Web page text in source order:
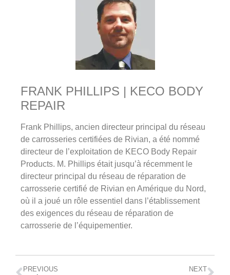
FRANK PHILLIPS | KECO BODY
REPAIR
Frank Phillips, ancien directeur principal du réseau
de carrosseries certifiées de Rivian, a été nommé
directeur de l’exploitation de KECO Body Repair
Products. M. Phillips était jusqu’à récemment le
directeur principal du réseau de réparation de
carrosserie certifié de Rivian en Amérique du Nord,
où il a joué un rôle essentiel dans l’établissement
des exigences du réseau de réparation de
carrosserie de l’équipementier.
PREVIOUS NEXT